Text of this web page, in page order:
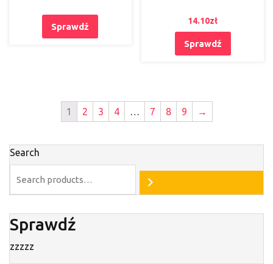
Sprawdź
14.10zł
Sprawdź
1 2 3 4 … 7 8 9 →
Search
Sprawdź
zzzzz